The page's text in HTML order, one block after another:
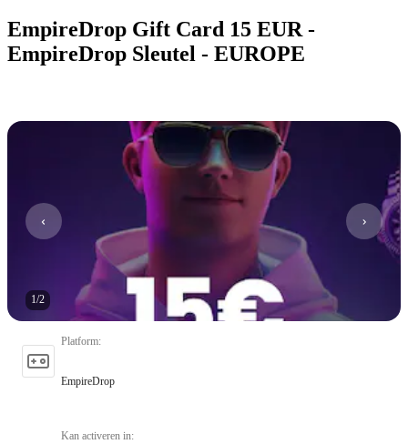
EmpireDrop Gift Card 15 EUR -
EmpireDrop Sleutel - EUROPE
1/2
Platform:
EmpireDrop
Kan activeren in: